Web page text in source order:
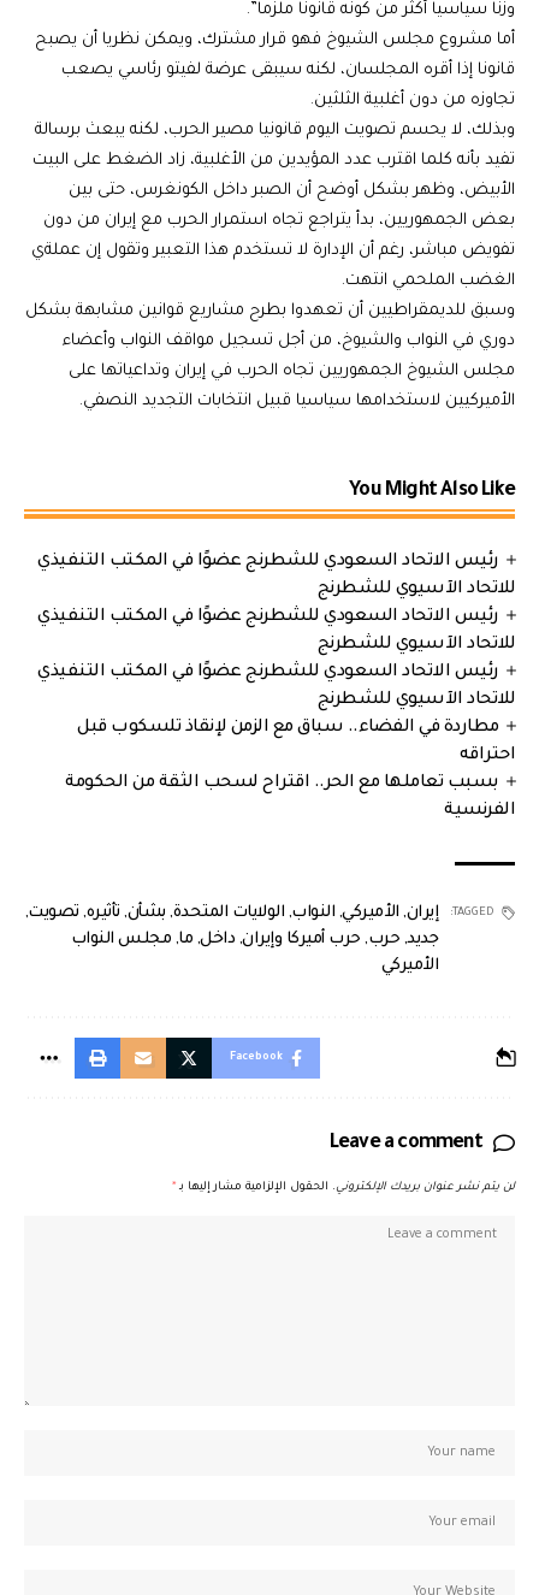
وزنا سياسيا أكثر من كونه قانونا ملزما”.
أما مشروع مجلس الشيوخ فهو قرار مشترك، ويمكن نظريا أن يصبح
قانونا إذا أقره المجلسان، لكنه سيبقى عرضة لفيتو رئاسي يصعب
تجاوزه من دون أغلبية الثلثين.
وبذلك، لا يحسم تصويت اليوم قانونيا مصير الحرب، لكنه يبعث برسالة
تفيد بأنه كلما اقترب عدد المؤيدين من الأغلبية، زاد الضغط على البيت
الأبيض، وظهر بشكل أوضح أن الصبر داخل الكونغرس، حتى بين
بعض الجمهوريين، بدأ يتراجع تجاه استمرار الحرب مع إيران من دون
تفويض مباشر، رغم أن الإدارة لا تستخدم هذا التعبير وتقول إن عملةي
الغضب الملحمي انتهت.
وسبق للديمقراطيين أن تعهدوا بطرح مشاريع قوانين مشابهة بشكل
دوري في النواب والشيوخ، من أجل تسجيل مواقف النواب وأعضاء
مجلس الشيوخ الجمهوريين تجاه الحرب في إيران وتداعياتها على
الأميركيين لاستخدامها سياسيا قبيل انتخابات التجديد النصفي.
You Might Also Like
رئيس الاتحاد السعودي للشطرنج عضوًا في المكتب التنفيذي
للاتحاد الآسيوي للشطرنج
رئيس الاتحاد السعودي للشطرنج عضوًا في المكتب التنفيذي
للاتحاد الآسيوي للشطرنج
رئيس الاتحاد السعودي للشطرنج عضوًا في المكتب التنفيذي
للاتحاد الآسيوي للشطرنج
مطاردة في الفضاء.. سباق مع الزمن لإنقاذ تلسكوب قبل
احتراقه
بسبب تعاملها مع الحر.. اقتراح لسحب الثقة من الحكومة
الفرنسية
TAGGED: إيران, الأميركي, النواب, الولايات المتحدة, بشأن, تأثيره, تصويت,
جديد, حرب, حرب أميركا وإيران, داخل, ما, مجلس النواب
الأميركي
Facebook
Leave a comment
لن يتم نشر عنوان بريدك الإلكتروني. الحقول الإلزامية مشار إليها بـ *